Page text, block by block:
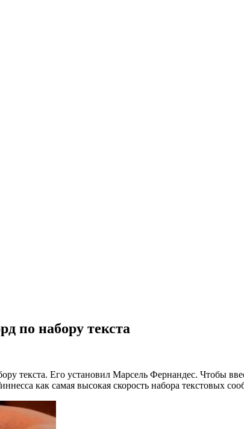
по набору текста
текста. Его установил Марсель Фернандес. Чтобы
как самая высокая скорость набора текстовых